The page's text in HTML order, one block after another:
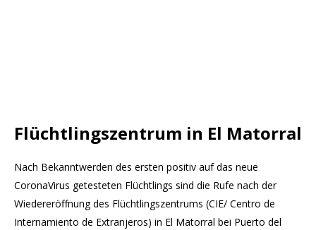
Flüchtlingszentrum in El Matorral
Nach Bekanntwerden des ersten positiv auf das neue
CoronaVirus getesteten Flüchtlings sind die Rufe nach der
Wiedereröffnung des Flüchtlingszentrums (CIE/ Centro de
Internamiento de Extranjeros) in El Matorral bei Puerto del